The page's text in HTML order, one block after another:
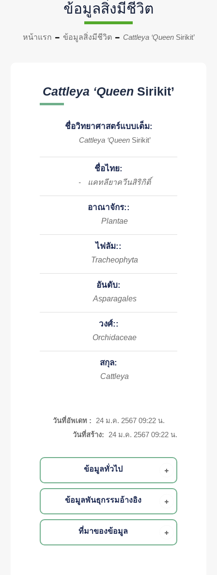
ข้อมูลสิ่งมีชีวิต
หน้าแรก ข้อมูลสิ่งมีชีวิต Cattleya ‘Queen Sirikit’
Cattleya ‘Queen Sirikit’
ชื่อวิทยาศาสตร์แบบเต็ม:
Cattleya ‘Queen Sirikit’
ชื่อไทย:
- แคทลียาควีนสิริกิติ์
อาณาจักร::
Plantae
ไฟลัม::
Tracheophyta
อันดับ:
Asparagales
วงศ์::
Orchidaceae
สกุล:
Cattleya
วันที่อัพเดท :
24 ม.ค. 2567 09:22 น.
วันที่สร้าง:
24 ม.ค. 2567 09:22 น.
ข้อมูลทั่วไป
ข้อมูลพันธุกรรมอ้างอิง
ที่มาของข้อมูล